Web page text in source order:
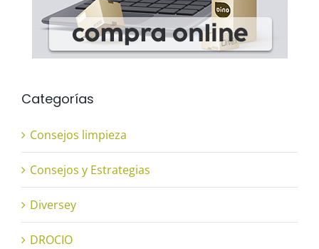
Categorías
Consejos limpieza
Consejos y Estrategias
Diversey
DROCIO